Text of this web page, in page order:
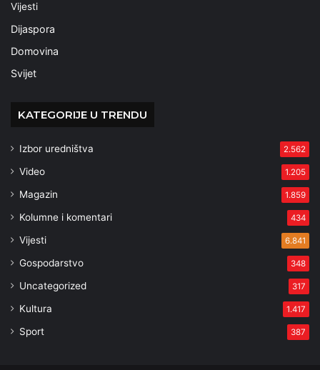
Vijesti
Dijaspora
Domovina
Svijet
KATEGORIJE U TRENDU
Izbor uredništva 2.562
Video 1.205
Magazin 1.859
Kolumne i komentari 434
Vijesti 6.841
Gospodarstvo 348
Uncategorized 317
Kultura 1.417
Sport 387